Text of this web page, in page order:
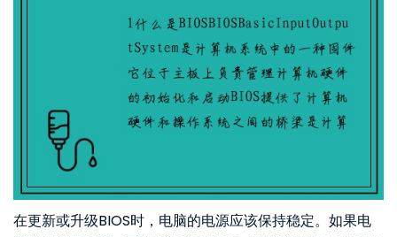
在更新或升级BIOS时，电脑的电源应该保持稳定。如果电